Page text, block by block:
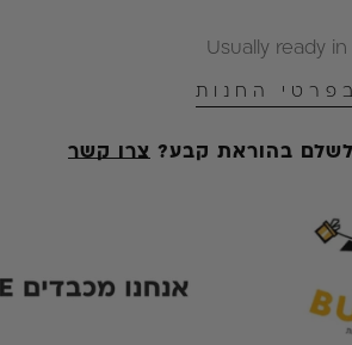
Usually ready in
החנות
לשלם בהוראת קבע? צרו קשר